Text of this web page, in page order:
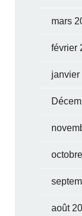
mars
février
janvier
août